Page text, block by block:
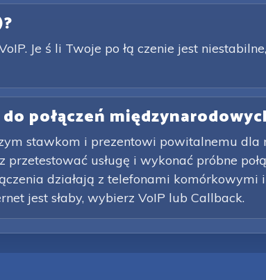
Je ś li Twoje po łą czenie jest
połączeń
stawkom i prezentowi powitalnemu
usługę i wykonać próbne
działają z telefonami
jest słaby, wybierz VoIP lub Callback.